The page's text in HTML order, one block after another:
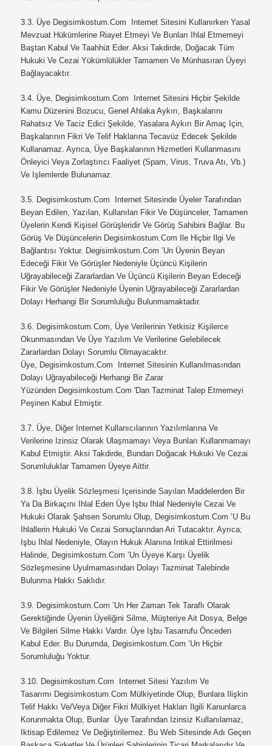
3.3. Üye Degisimkostum.com Internet Sitesini Kullanırken Yasal
Mevzuat Hükümlerine Riayet Etmeyi Ve Bunları Ihlal Etmemeyi
Baştan Kabul Ve Taahhüt Eder. Aksi Takdirde, Doğacak Tüm
Hukuki Ve Cezai Yükümlülükler Tamamen Ve Münhasıran Üyeyi
Bağlayacaktır.
3.4. Üye, Degisimkostum.com Internet Sitesini Hiçbir Şekilde
Kamu Düzenini Bozucu, Genel Ahlaka Aykırı, Başkalarını
Rahatsız Ve Taciz Edici Şekilde, Yasalara Aykırı Bir Amaç Için,
Başkalarının Fikri Ve Telif Haklarına Tecavüz Edecek Şekilde
Kullanamaz. Ayrıca, Üye Başkalarının Hizmetleri Kullanmasını
Önleyici Veya Zorlaştırıcı Faaliyet (spam, Virus, Truva Atı, Vb.)
Ve Işlemlerde Bulunamaz.
3.5.
Degisimkostum.com Internet Sitesinde Üyeler Tarafından
Beyan Edilen, Yazılan, Kullanılan Fikir Ve Düşünceler, Tamamen
Üyelerin Kendi Kişisel Görüşleridir Ve Görüş Sahibini Bağlar. Bu
Görüş Ve Düşüncelerin Degisimkostum.com Ile Hiçbir Ilgi Ve
Bağlantısı Yoktur. Degisimkostum.com ’un Üyenin Beyan
Edeceği Fikir Ve Görüşler Nedeniyle Üçüncü Kişilerin
Uğrayabileceği Zararlardan Ve Üçüncü Kişilerin Beyan Edeceği
Fikir Ve Görüşler Nedeniyle Üyenin Uğrayabileceği Zararlardan
Dolayı Herhangi Bir Sorumluluğu Bulunmamaktadır.
3.6.
Degisimkostum.com, Üye Verilerinin Yetkisiz Kişilerce
Okunmasından Ve Üye Yazılım Ve Verilerine Gelebilecek
Zararlardan Dolayı Sorumlu Olmayacaktır.
Üye, Degisimkostum.com Internet Sitesinin Kullanılmasından
Dolayı Uğrayabileceği Herhangi Bir Zarar
Yüzünden Degisimkostum.com 'dan Tazminat Talep Etmemeyi
Peşinen Kabul Etmiştir.
3.7. Üye, Diğer Internet Kullanıcılarının Yazılımlarına Ve
Verilerine Izinsiz Olarak Ulaşmamayı Veya Bunları Kullanmamayı
Kabul Etmiştir. Aksi Takdirde, Bundan Doğacak Hukuki Ve Cezai
Sorumluluklar Tamamen Üyeye Aittir.
3.8.
İşbu Üyelik Sözleşmesi Içerisinde Sayılan Maddelerden Bir
Ya Da Birkaçını Ihlal Eden Üye Işbu Ihlal Nedeniyle Cezai Ve
Hukuki Olarak Şahsen Sorumlu Olup,
Degisimkostum.com ’u Bu
Ihlallerin Hukuki Ve Cezai Sonuçlarından Ari Tutacaktır. Ayrıca;
Işbu Ihlal Nedeniyle, Olayın Hukuk Alanına Intikal Ettirilmesi
Halinde,
Degisimkostum.com ’un Üyeye Karşı Üyelik
Sözleşmesine Uyulmamasından Dolayı Tazminat Talebinde
Bulunma Hakkı Saklıdır.
3.9.
Degisimkostum.com ’un Her Zaman Tek Taraflı Olarak
Gerektiğinde Üyenin Üyeliğini Silme, Müşteriye Ait Dosya, Belge
Ve Bilgileri Silme Hakkı Vardır. Üye Işbu Tasarrufu Önceden
Kabul Eder. Bu Durumda,
Degisimkostum.com ’un Hiçbir
Sorumluluğu Yoktur.
3.10.
Degisimkostum.com Internet Sitesi Yazılım Ve
Tasarımı Degisimkostum.com Mülkiyetinde Olup, Bunlara Ilişkin
Telif Hakkı Ve/veya Diğer Fikri Mülkiyet Hakları Ilgili Kanunlarca
Korunmakta Olup, Bunlar Üye Tarafından Izinsiz Kullanılamaz,
Iktisap Edilemez Ve Değiştirilemez. Bu Web Sitesinde Adı Geçen